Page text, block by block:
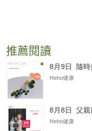
推薦閱讀